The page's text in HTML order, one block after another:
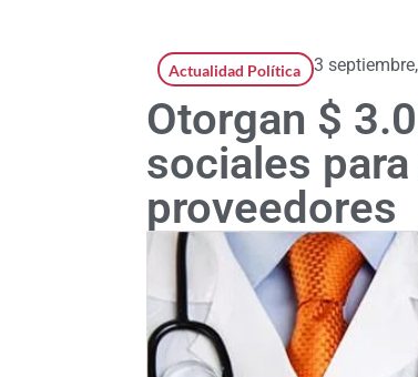
Actualidad Política 3
Otorgan $
sociales
proveedores